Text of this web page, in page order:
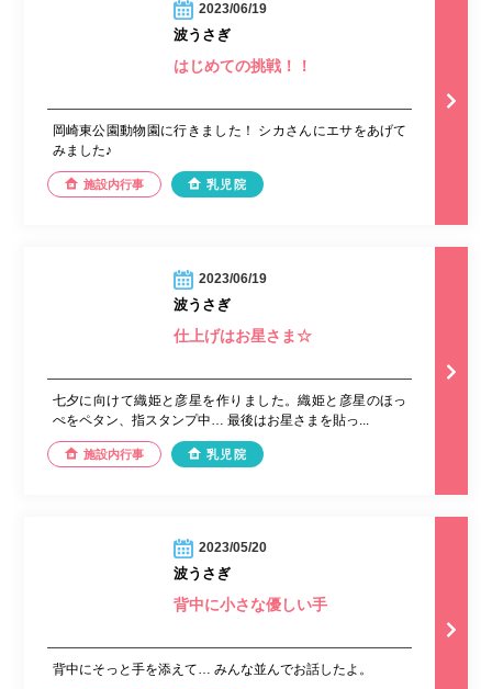
2023/06/19
波うさぎ
はじめての挑戦！！
岡崎東公園動物園に行きました！ シカさんにエサをあげて
みました♪
施設内行事 乳児院
2023/06/19
波うさぎ
仕上げはお星さま☆
七夕に向けて織姫と彦星を作りました。織姫と彦星のほっ
ぺをペタン、指スタンプ中… 最後はお星さまを貼っ...
施設内行事 乳児院
2023/05/20
波うさぎ
背中に小さな優しい手
背中にそっと手を添えて… みんな並んでお話したよ。